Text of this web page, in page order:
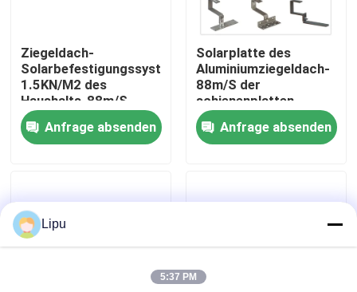
Fabrik-Ausflug
Qualitätskontrolle
Fälle
Solarpv Systeme anbringend
Ziegeldach-
Solarbefestigungssystem
1.5KN/M2 des
Haushalts-88m/S
Anfrage absenden
Solarplatte des
Aluminiumziegeldach-
88m/S der
schienenplatten-
Sus304
Anfrage absenden
Lipu
5:37 PM